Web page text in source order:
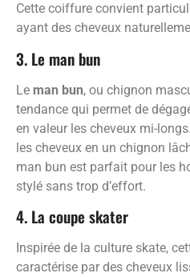
Cette coiffure convient
ayant des cheveux
3. Le man bun
Le man bun, ou chignon
tendance qui permet de
en valeur les cheveux mi-
les cheveux en un chignon
man bun est parfait pour les
stylé sans trop d’effort.
4. La coupe skater
Inspirée de la culture skate,
caractérise par des cheveux